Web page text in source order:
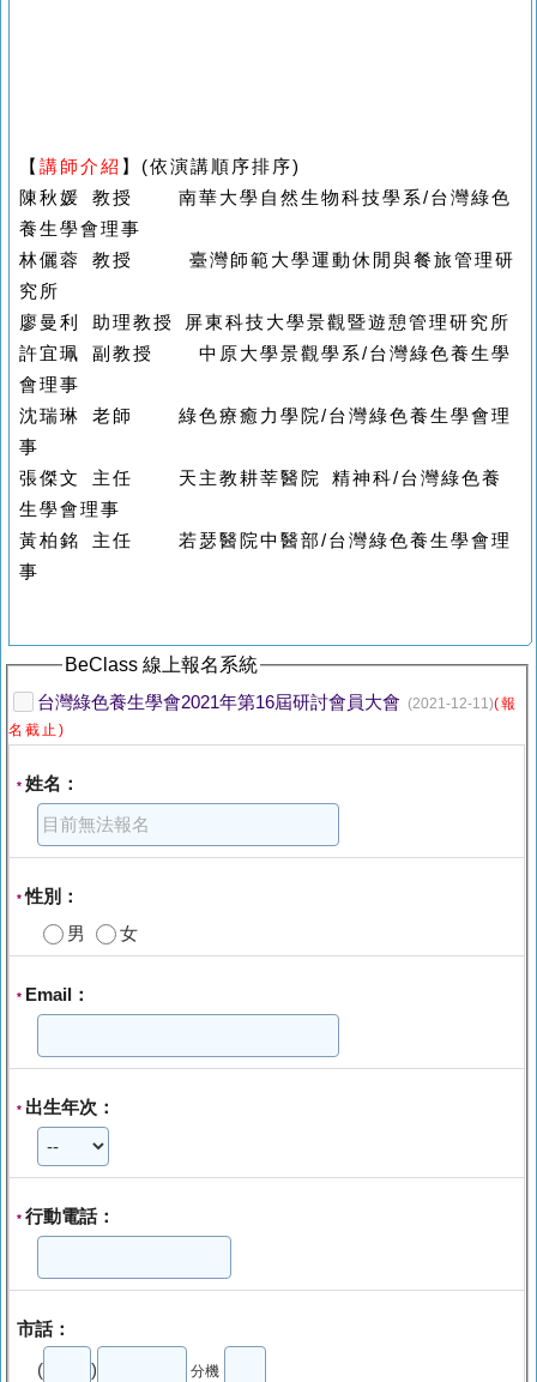
【 講師介紹 】(依演講順序排序)
陳秋媛 教授 南華大學自然生物科技學系/台灣綠色
養生學會理事
林儷蓉 教授 臺灣師範大學運動休閒與餐旅管理研
究所
廖曼利 助理教授 屏東科技大學景觀暨遊憩管理研究所
許宜珮 副教授 中原大學景觀學系/台灣綠色養生學
會理事
沈瑞琳 老師 綠色療癒力學院/台灣綠色養生學會理
事
張傑文 主任 天主教耕莘醫院 精神科/台灣綠色養
生學會理事
黃柏銘 主任 若瑟醫院中醫部/台灣綠色養生學會理
事
BeClass 線上報名系統
台灣綠色養生學會2021年第16屆研討會員大會 (2021-12-11)(報
名截止)
* 姓名：
*性別：
男
女
* Email：
* 出生年次：
* 行動電話：
市話：
( ) 分機